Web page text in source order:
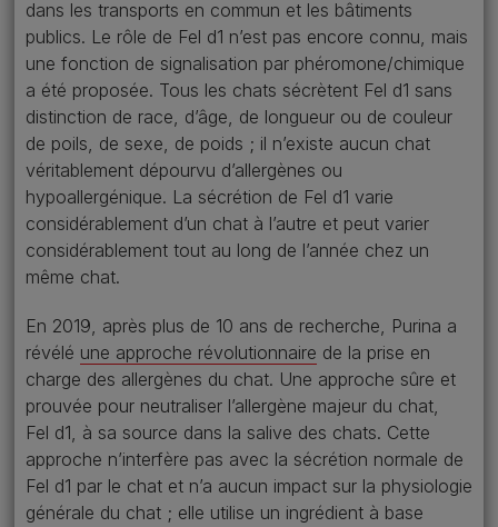
dans les transports en commun et les bâtiments
publics. Le rôle de Fel d1 n’est pas encore connu, mais
une fonction de signalisation par phéromone/chimique
a été proposée. Tous les chats sécrètent Fel d1 sans
distinction de race, d’âge, de longueur ou de couleur
de poils, de sexe, de poids ; il n’existe aucun chat
véritablement dépourvu d’allergènes ou
hypoallergénique. La sécrétion de Fel d1 varie
considérablement d’un chat à l’autre et peut varier
considérablement tout au long de l’année chez un
même chat.
En 2019, après plus de 10 ans de recherche, Purina a
révélé une approche révolutionnaire de la prise en
charge des allergènes du chat. Une approche sûre et
prouvée pour neutraliser l’allergène majeur du chat,
Fel d1, à sa source dans la salive des chats. Cette
approche n’interfère pas avec la sécrétion normale de
Fel d1 par le chat et n’a aucun impact sur la physiologie
générale du chat ; elle utilise un ingrédient à base